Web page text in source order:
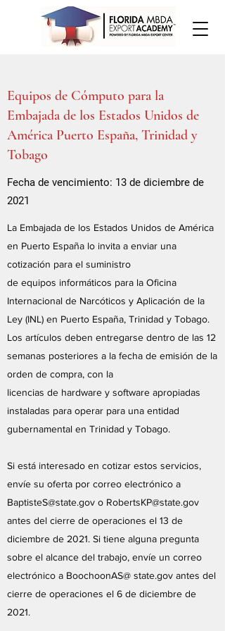
Equipos de Cómputo para la
Embajada de los Estados Unidos de
América Puerto España, Trinidad y
Tobago
Fecha de vencimiento: 13 de diciembre de
2021
La Embajada de los Estados Unidos de América
en Puerto España lo invita a enviar una
cotización para el suministro
de equipos informáticos para la Oficina
Internacional de Narcóticos y Aplicación de la
Ley (INL) en Puerto España, Trinidad y Tobago.
Los artículos deben entregarse dentro de las 12
semanas posteriores a la fecha de emisión de la
orden de compra, con la
licencias de hardware y software apropiadas
instaladas para operar para una entidad
gubernamental en Trinidad y Tobago.
Si está interesado en cotizar estos servicios,
envíe su oferta por correo electrónico a
BaptisteS@state.gov o RobertsKP@state.gov
antes del cierre de operaciones el 13 de
diciembre de 2021. Si tiene alguna pregunta
sobre el alcance del trabajo, envíe un correo
electrónico a BoochoonAS@ state.gov antes del
cierre de operaciones el 6 de diciembre de
2021.